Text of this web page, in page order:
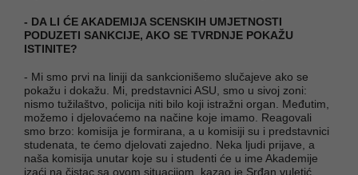
- DA LI ĆE AKADEMIJA SCENSKIH UMJETNOSTI
PODUZETI SANKCIJE, AKO SE TVRDNJE POKAŽU
ISTINITE?
- Mi smo prvi na liniji da sankcionišemo slučajeve ako se
pokažu i dokažu. Mi, predstavnici ASU, smo u sivoj zoni:
nismo tužilaštvo, policija niti bilo koji istražni organ. Međutim,
možemo i djelovaćemo na načine koje imamo. Reagovali
smo brzo: komisija je formirana, a u komisiji su i predstavnici
studenata, te ćemo djelovati zajedno. Neka ljudi prijave, a
naša komisija unutar koje su i studenti će u ime Akademije
izaći na čistac sa ovom situacijom, kazao je Srđan vuletić,